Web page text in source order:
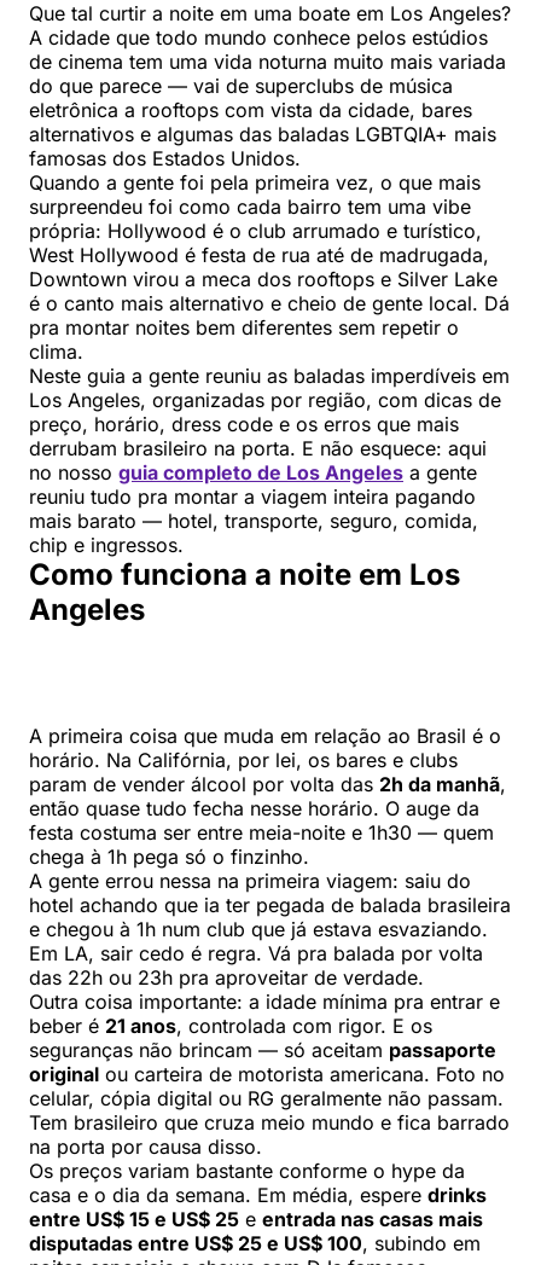
Que tal curtir a noite em uma boate em Los Angeles?
A cidade que todo mundo conhece pelos estúdios
de cinema tem uma vida noturna muito mais variada
do que parece — vai de superclubs de música
eletrônica a rooftops com vista da cidade, bares
alternativos e algumas das baladas LGBTQIA+ mais
famosas dos Estados Unidos.
Quando a gente foi pela primeira vez, o que mais
surpreendeu foi como cada bairro tem uma vibe
própria: Hollywood é o club arrumado e turístico,
West Hollywood é festa de rua até de madrugada,
Downtown virou a meca dos rooftops e Silver Lake
é o canto mais alternativo e cheio de gente local. Dá
pra montar noites bem diferentes sem repetir o
clima.
Neste guia a gente reuniu as baladas imperdíveis em
Los Angeles, organizadas por região, com dicas de
preço, horário, dress code e os erros que mais
derrubam brasileiro na porta. E não esquece: aqui
no nosso guia completo de Los Angeles a gente
reuniu tudo pra montar a viagem inteira pagando
mais barato — hotel, transporte, seguro, comida,
chip e ingressos.
Como funciona a noite em Los
Angeles
A primeira coisa que muda em relação ao Brasil é o
horário. Na Califórnia, por lei, os bares e clubs
param de vender álcool por volta das 2h da manhã,
então quase tudo fecha nesse horário. O auge da
festa costuma ser entre meia-noite e 1h30 — quem
chega à 1h pega só o finzinho.
A gente errou nessa na primeira viagem: saiu do
hotel achando que ia ter pegada de balada brasileira
e chegou à 1h num club que já estava esvaziando.
Em LA, sair cedo é regra. Vá pra balada por volta
das 22h ou 23h pra aproveitar de verdade.
Outra coisa importante: a idade mínima pra entrar e
beber é 21 anos, controlada com rigor. E os
seguranças não brincam — só aceitam passaporte
original ou carteira de motorista americana. Foto no
celular, cópia digital ou RG geralmente não passam.
Tem brasileiro que cruza meio mundo e fica barrado
na porta por causa disso.
Os preços variam bastante conforme o hype da
casa e o dia da semana. Em média, espere drinks
entre US$ 15 e US$ 25 e entrada nas casas mais
disputadas entre US$ 25 e US$ 100, subindo em